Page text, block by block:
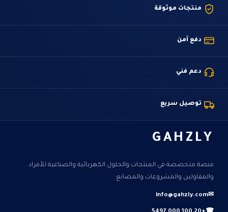
منتجات موثوقة
دفع آمن
دعم فني
توصيل سريع
GAHZLY
منصة متخصصة في المنتجات والحلول الكهربائية والصناعية للأفراد
والمقاولين والمشروعات والمصانع.
✉
info@gahzly.com